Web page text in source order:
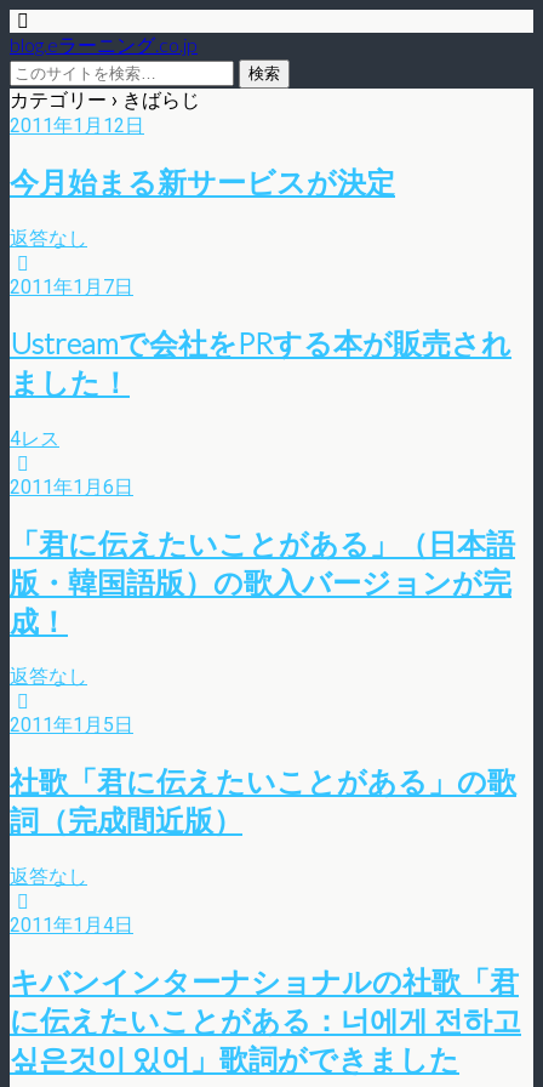
blog.eラーニング.co.jp
カテゴリー › きばらじ
2011年1月12日
今月始まる新サービスが決定
返答なし
2011年1月7日
Ustreamで会社をPRする本が販売され
ました！
4レス
2011年1月6日
「君に伝えたいことがある」（日本語
版・韓国語版）の歌入バージョンが完
成！
返答なし
2011年1月5日
社歌「君に伝えたいことがある」の歌
詞（完成間近版）
返答なし
2011年1月4日
キバンインターナショナルの社歌「君
に伝えたいことがある：너에게 전하고
싶은것이 있어」歌詞ができました